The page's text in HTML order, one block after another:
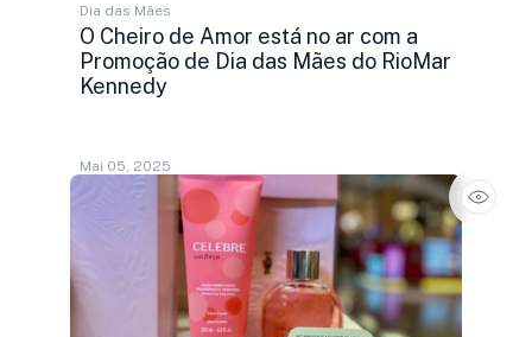
Dia das Mães
O Cheiro de Amor está no ar com a
Promoção de Dia das Mães do RioMar
Kennedy
Mai 05, 2025